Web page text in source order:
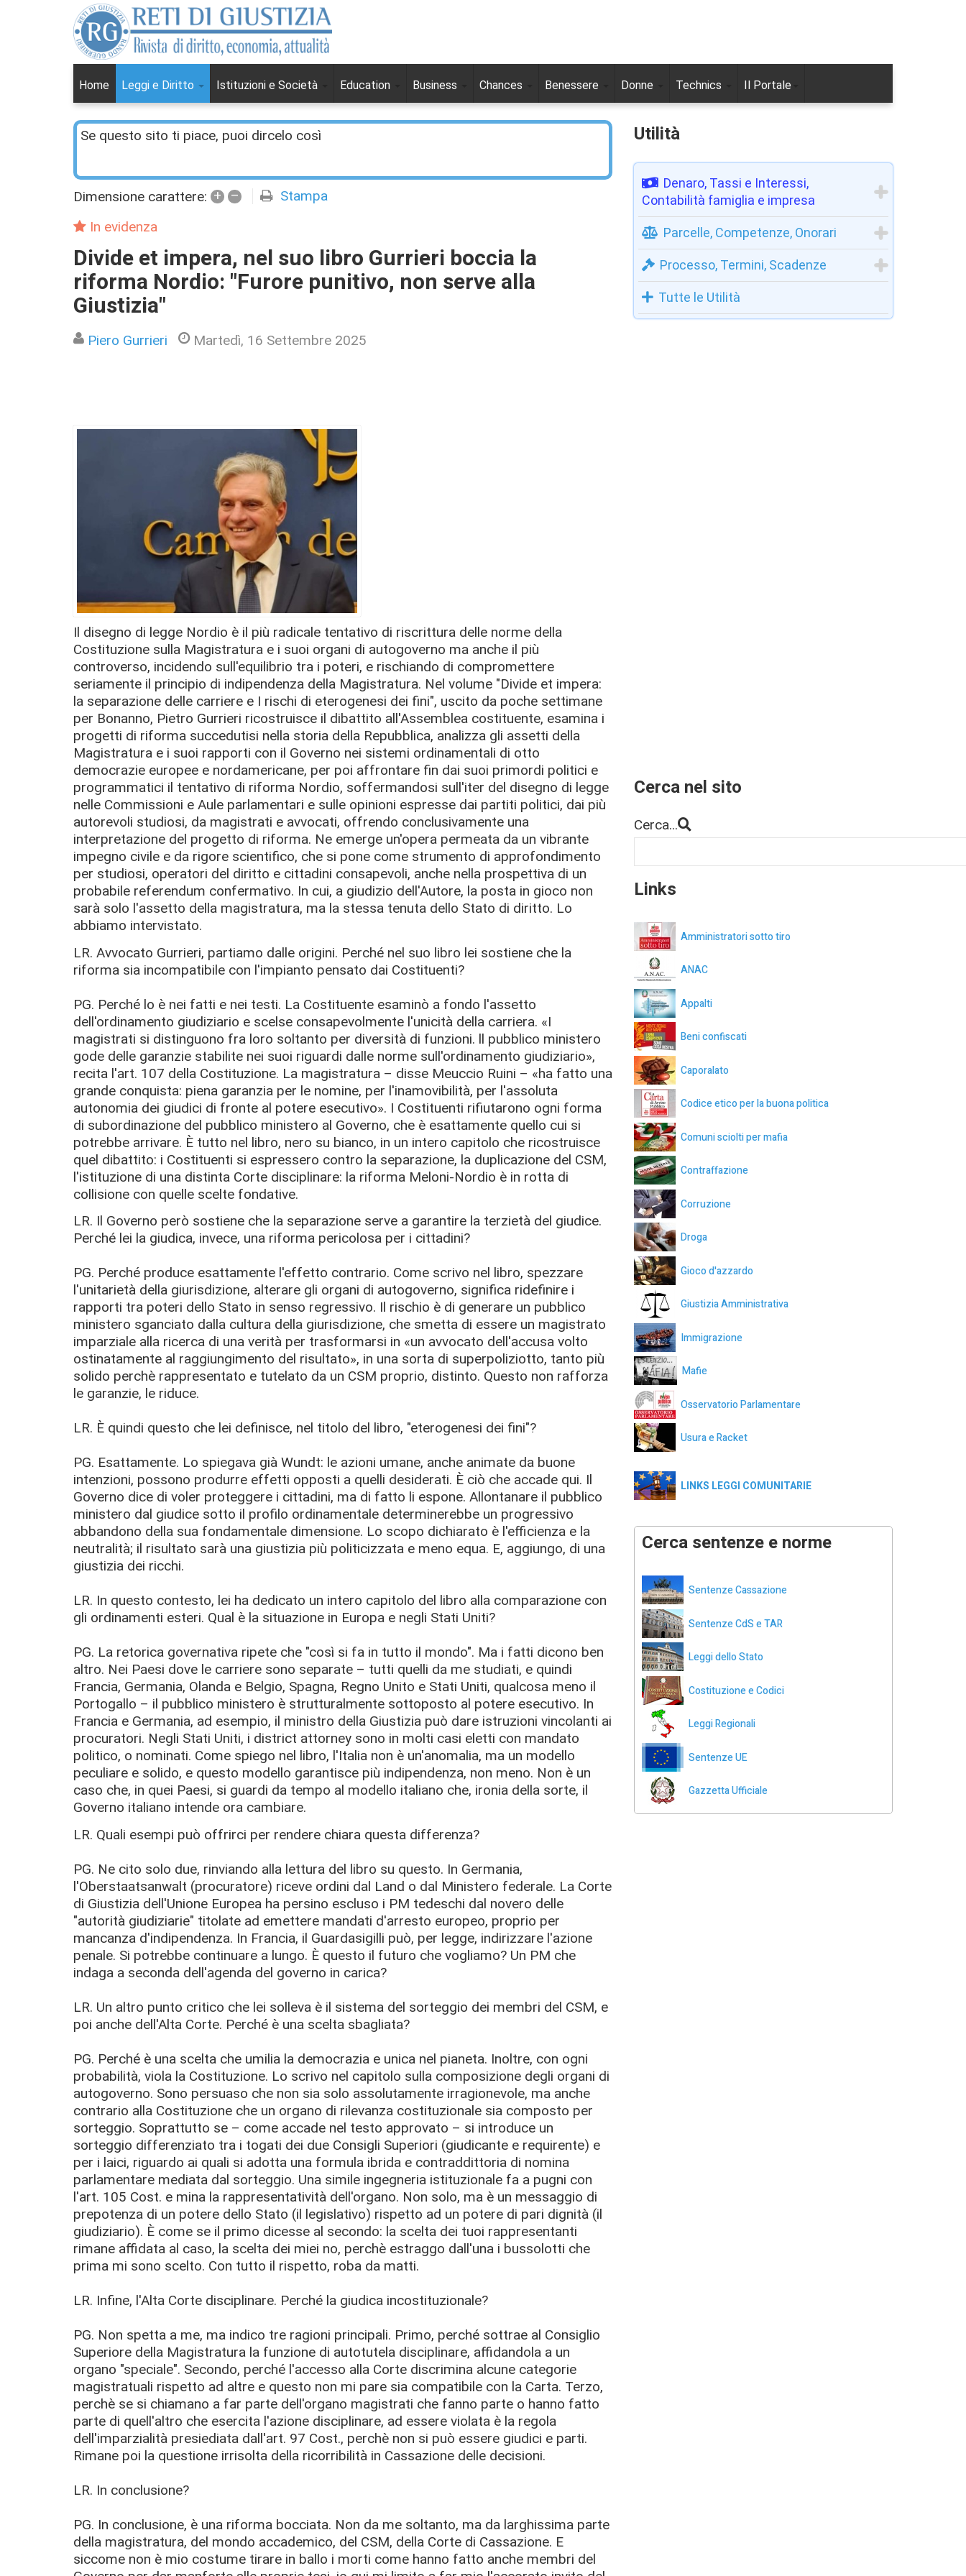
Home Leggi e Diritto Istituzioni e Società Education Business Chances Benessere Donne Technics Il Portale
Se questo sito ti piace, puoi dircelo così
Dimensione carattere: + –
Stampa
In evidenza
Divide et impera, nel suo libro Gurrieri boccia la
riforma Nordio: "Furore punitivo, non serve alla
Giustizia"
Piero Gurrieri Martedì, 16 Settembre 2025
Il disegno di legge Nordio è il più radicale tentativo di riscrittura delle norme della
Costituzione sulla Magistratura e i suoi organi di autogoverno ma anche il più
controverso, incidendo sull'equilibrio tra i poteri, e rischiando di compromettere
seriamente il principio di indipendenza della Magistratura. Nel volume "Divide et impera:
la separazione delle carriere e I rischi di eterogenesi dei fini", uscito da poche settimane
per Bonanno, Pietro Gurrieri ricostruisce il dibattito all'Assemblea costituente, esamina i
progetti di riforma succedutisi nella storia della Repubblica, analizza gli assetti della
Magistratura e i suoi rapporti con il Governo nei sistemi ordinamentali di otto
democrazie europee e nordamericane, per poi affrontare fin dai suoi primordi politici e
programmatici il tentativo di riforma Nordio, soffermandosi sull'iter del disegno di legge
nelle Commissioni e Aule parlamentari e sulle opinioni espresse dai partiti politici, dai più
autorevoli studiosi, da magistrati e avvocati, offrendo conclusivamente una
interpretazione del progetto di riforma. Ne emerge un'opera permeata da un vibrante
impegno civile e da rigore scientifico, che si pone come strumento di approfondimento
per studiosi, operatori del diritto e cittadini consapevoli, anche nella prospettiva di un
probabile referendum confermativo. In cui, a giudizio dell'Autore, la posta in gioco non
sarà solo l'assetto della magistratura, ma la stessa tenuta dello Stato di diritto. Lo
abbiamo intervistato.
LR. Avvocato Gurrieri, partiamo dalle origini. Perché nel suo libro lei sostiene che la
riforma sia incompatibile con l'impianto pensato dai Costituenti?
PG. Perché lo è nei fatti e nei testi. La Costituente esaminò a fondo l'assetto
dell'ordinamento giudiziario e scelse consapevolmente l'unicità della carriera. «I
magistrati si distinguono fra loro soltanto per diversità di funzioni. ll pubblico ministero
gode delle garanzie stabilite nei suoi riguardi dalle norme sull'ordinamento giudiziario»,
recita l'art. 107 della Costituzione. La magistratura – disse Meuccio Ruini – «ha fatto una
grande conquista: piena garanzia per le nomine, per l'inamovibilità, per l'assoluta
autonomia dei giudici di fronte al potere esecutivo». I Costituenti rifiutarono ogni forma
di subordinazione del pubblico ministero al Governo, che è esattamente quello cui si
potrebbe arrivare. È tutto nel libro, nero su bianco, in un intero capitolo che ricostruisce
quel dibattito: i Costituenti si espressero contro la separazione, la duplicazione del CSM,
l'istituzione di una distinta Corte disciplinare: la riforma Meloni-Nordio è in rotta di
collisione con quelle scelte fondative.
LR. Il Governo però sostiene che la separazione serve a garantire la terzietà del giudice.
Perché lei la giudica, invece, una riforma pericolosa per i cittadini?
PG. Perché produce esattamente l'effetto contrario. Come scrivo nel libro, spezzare
l'unitarietà della giurisdizione, alterare gli organi di autogoverno, significa ridefinire i
rapporti tra poteri dello Stato in senso regressivo. Il rischio è di generare un pubblico
ministero sganciato dalla cultura della giurisdizione, che smetta di essere un magistrato
imparziale alla ricerca di una verità per trasformarsi in «un avvocato dell'accusa volto
ostinatamente al raggiungimento del risultato», in una sorta di superpoliziotto, tanto più
solido perchè rappresentato e tutelato da un CSM proprio, distinto. Questo non rafforza
le garanzie, le riduce.
LR. È quindi questo che lei definisce, nel titolo del libro, "eterogenesi dei fini"?
PG. Esattamente. Lo spiegava già Wundt: le azioni umane, anche animate da buone
intenzioni, possono produrre effetti opposti a quelli desiderati. È ciò che accade qui. Il
Governo dice di voler proteggere i cittadini, ma di fatto li espone. Allontanare il pubblico
ministero dal giudice sotto il profilo ordinamentale determinerebbe un progressivo
abbandono della sua fondamentale dimensione. Lo scopo dichiarato è l'efficienza e la
neutralità; il risultato sarà una giustizia più politicizzata e meno equa. E, aggiungo, di una
giustizia dei ricchi.
LR. In questo contesto, lei ha dedicato un intero capitolo del libro alla comparazione con
gli ordinamenti esteri. Qual è la situazione in Europa e negli Stati Uniti?
PG. La retorica governativa ripete che "così si fa in tutto il mondo". Ma i fatti dicono ben
altro. Nei Paesi dove le carriere sono separate – tutti quelli da me studiati, e quindi
Francia, Germania, Olanda e Belgio, Spagna, Regno Unito e Stati Uniti, qualcosa meno il
Portogallo – il pubblico ministero è strutturalmente sottoposto al potere esecutivo. In
Francia e Germania, ad esempio, il ministro della Giustizia può dare istruzioni vincolanti ai
procuratori. Negli Stati Uniti, i district attorney sono in molti casi eletti con mandato
politico, o nominati. Come spiego nel libro, l'Italia non è un'anomalia, ma un modello
peculiare e solido, e questo modello garantisce più indipendenza, non meno. Non è un
caso che, in quei Paesi, si guardi da tempo al modello italiano che, ironia della sorte, il
Governo italiano intende ora cambiare.
LR. Quali esempi può offrirci per rendere chiara questa differenza?
PG. Ne cito solo due, rinviando alla lettura del libro su questo. In Germania,
l'Oberstaatsanwalt (procuratore) riceve ordini dal Land o dal Ministero federale. La Corte
di Giustizia dell'Unione Europea ha persino escluso i PM tedeschi dal novero delle
"autorità giudiziarie" titolate ad emettere mandati d'arresto europeo, proprio per
mancanza d'indipendenza. In Francia, il Guardasigilli può, per legge, indirizzare l'azione
penale. Si potrebbe continuare a lungo. È questo il futuro che vogliamo? Un PM che
indaga a seconda dell'agenda del governo in carica?
LR. Un altro punto critico che lei solleva è il sistema del sorteggio dei membri del CSM, e
poi anche dell'Alta Corte. Perché è una scelta sbagliata?
PG. Perché è una scelta che umilia la democrazia e unica nel pianeta. Inoltre, con ogni
probabilità, viola la Costituzione. Lo scrivo nel capitolo sulla composizione degli organi di
autogoverno. Sono persuaso che non sia solo assolutamente irragionevole, ma anche
contrario alla Costituzione che un organo di rilevanza costituzionale sia composto per
sorteggio. Soprattutto se – come accade nel testo approvato – si introduce un
sorteggio differenziato tra i togati dei due Consigli Superiori (giudicante e requirente) e
per i laici, riguardo ai quali si adotta una formula ibrida e contraddittoria di nomina
parlamentare mediata dal sorteggio. Una simile ingegneria istituzionale fa a pugni con
l'art. 105 Cost. e mina la rappresentatività dell'organo. Non solo, ma è un messaggio di
prepotenza di un potere dello Stato (il legislativo) rispetto ad un potere di pari dignità (il
giudiziario). È come se il primo dicesse al secondo: la scelta dei tuoi rappresentanti
rimane affidata al caso, la scelta dei miei no, perchè estraggo dall'una i bussolotti che
prima mi sono scelto. Con tutto il rispetto, roba da matti.
LR. Infine, l'Alta Corte disciplinare. Perché la giudica incostituzionale?
PG. Non spetta a me, ma indico tre ragioni principali. Primo, perché sottrae al Consiglio
Superiore della Magistratura la funzione di autotutela disciplinare, affidandola a un
organo "speciale". Secondo, perché l'accesso alla Corte discrimina alcune categorie
magistratuali rispetto ad altre e questo non mi pare sia compatibile con la Carta. Terzo,
perchè se si chiamano a far parte dell'organo magistrati che fanno parte o hanno fatto
parte di quell'altro che esercita l'azione disciplinare, ad essere violata è la regola
dell'imparzialità presiediata dall'art. 97 Cost., perchè non si può essere giudici e parti.
Rimane poi la questione irrisolta della ricorribilità in Cassazione delle decisioni.
LR. In conclusione?
PG. In conclusione, è una riforma bocciata. Non da me soltanto, ma da larghissima parte
della magistratura, del mondo accademico, del CSM, della Corte di Cassazione. E
siccome non è mio costume tirare in ballo i morti come hanno fatto anche membri del
Utilità
Denaro, Tassi e Interessi,
Contabilità famiglia e impresa
Parcelle, Competenze, Onorari
Processo, Termini, Scadenze
Tutte le Utilità
Cerca nel sito
Cerca...
Links
Amministratori sotto tiro
ANAC
Appalti
Beni confiscati
Caporalato
Codice etico per la buona politica
Comuni sciolti per mafia
Contraffazione
Corruzione
Droga
Gioco d'azzardo
Giustizia Amministrativa
Immigrazione
Mafie
Osservatorio Parlamentare
Usura e Racket
LINKS LEGGI COMUNITARIE
Cerca sentenze e norme
Sentenze Cassazione
Sentenze CdS e TAR
Leggi dello Stato
Costituzione e Codici
Leggi Regionali
Sentenze UE
Gazzetta Ufficiale